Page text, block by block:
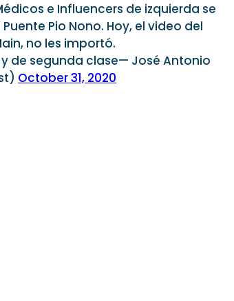
e Influencers de izquierda se
Pio Nono. Hoy, el video del
no les importó.
de segunda clase— José Antonio
October 31, 2020